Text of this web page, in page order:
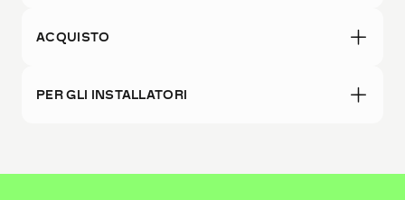
ACQUISTO
PER GLI INSTALLATORI